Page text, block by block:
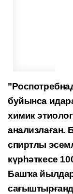
буйынса
химик
анализлаған.
спиртлы
күрһәткесе
Башҡа